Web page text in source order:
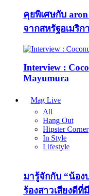
คุยพิเศษกับ
จากสหรัฐอเมริกา
Interview :
Mayumura
Mag Live
All
Hang Out
Hipster Corner
In Style
Lifestyle
มารู้จักกับ “น้อง
ร้องสาวเสียงดี